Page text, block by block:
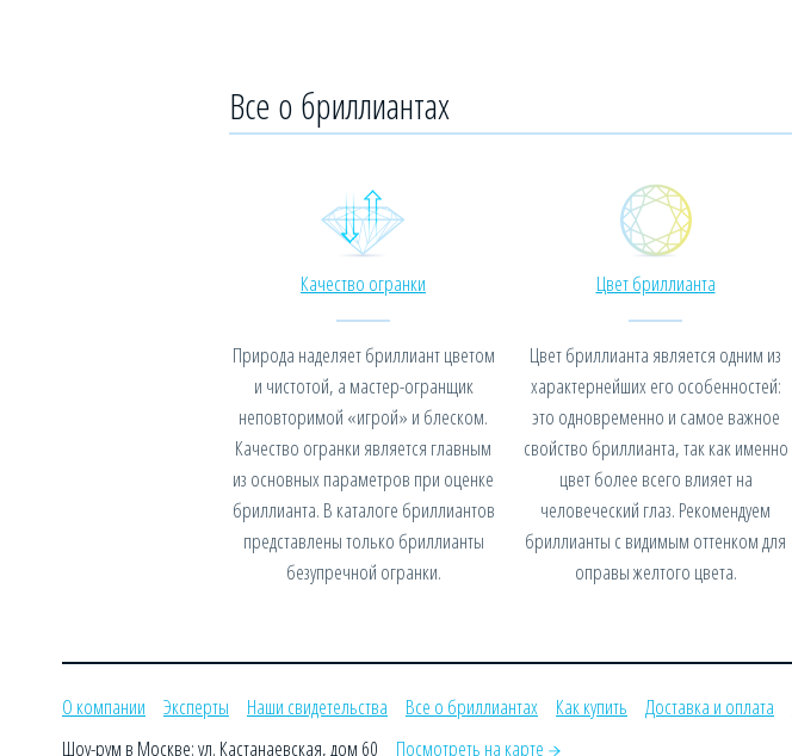
Все о бриллиантах
Качество огранки
Природа наделяет бриллиант цветом
и чистотой, а мастер-огранщик
неповторимой «игрой» и блеском.
Качество огранки является главным
из основных параметров при оценке
бриллианта. В каталоге бриллиантов
представлены только бриллианты
безупречной огранки.
Цвет бриллианта
Цвет бриллианта является одним из
характернейших его особенностей:
это одновременно и самое важное
свойство бриллианта, так как именно
цвет более всего влияет на
человеческий глаз. Рекомендуем
бриллианты с видимым оттенком для
оправы желтого цвета.
О компании Эксперты Наши свидетельства Все о бриллиантах Как купить Доставка и оплата
Шоу-рум в Москве: ул. Кастанаевская, дом 60
Посмотреть на карте